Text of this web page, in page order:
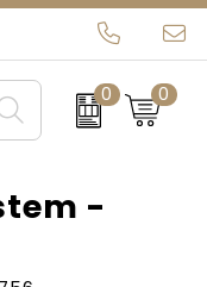
0 0
-